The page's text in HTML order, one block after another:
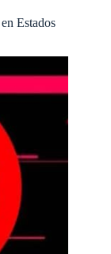
Estados